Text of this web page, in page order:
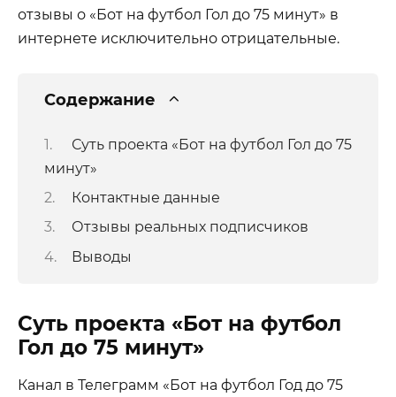
отзывы о «Бот на футбол Гол до 75 минут» в
интернете исключительно отрицательные.
Содержание
Суть проекта «Бот на футбол Гол до 75
минут»
Контактные данные
Отзывы реальных подписчиков
Выводы
Суть проекта «Бот на футбол
Гол до 75 минут»
Канал в Телеграмм «Бот на футбол Год до 75